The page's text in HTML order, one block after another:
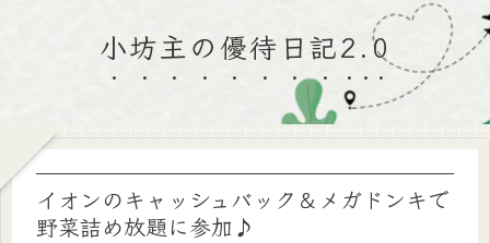
小坊主の優待日記2.0
イオンのキャッシュバック＆メガドンキで
野菜詰め放題に参加♪